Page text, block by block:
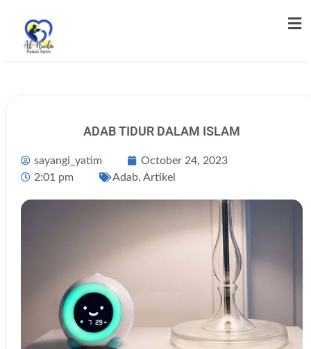
ADAB TIDUR DALAM ISLAM
sayangi_yatim
October 24, 2023
2:01 pm
Adab, Artikel